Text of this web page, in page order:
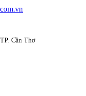
Cần Thơ